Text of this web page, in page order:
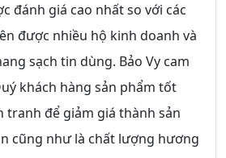
đánh giá cao nhất so với các
được nhiều hộ kinh doanh và
sạch tin dùng. Bảo Vy cam
khách hàng sản phẩm tốt
tranh để giảm giá thành sản
cũng như là chất lượng hương